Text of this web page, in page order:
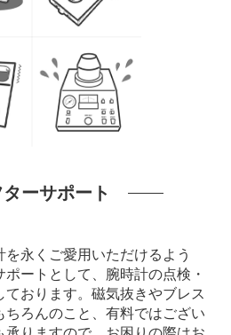
ターサポート
を永くご愛用いただけるよう
ートとして、腕時計の点検・
おります。磁気抜きやブレス
ちろんのこと、有料ではござい